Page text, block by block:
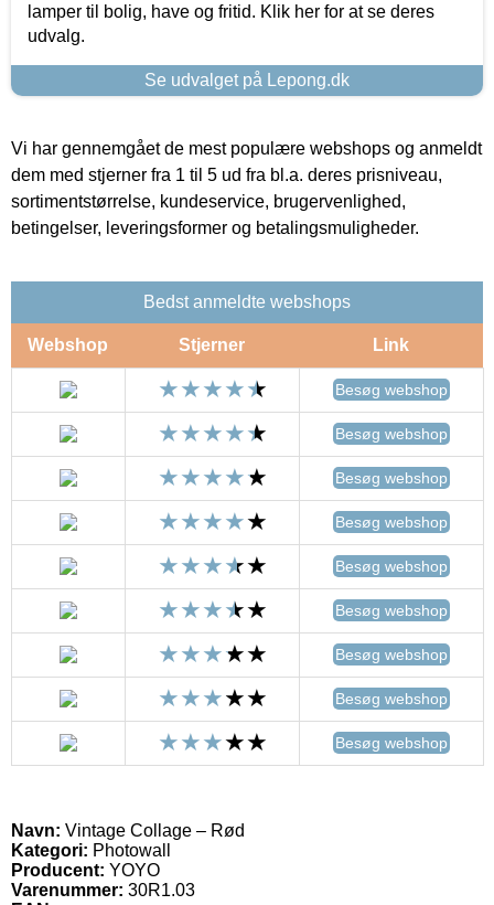
lamper til bolig, have og fritid. Klik her for at se deres
udvalg.
Se udvalget på Lepong.dk
Vi har gennemgået de mest populære webshops og anmeldt
dem med stjerner fra 1 til 5 ud fra bl.a. deres prisniveau,
sortimentstørrelse, kundeservice, brugervenlighed,
betingelser, leveringsformer og betalingsmuligheder.
Bedst anmeldte webshops
Webshop Stjerner Link
Besøg webshop
Besøg webshop
Besøg webshop
Besøg webshop
Besøg webshop
Besøg webshop
Besøg webshop
Besøg webshop
Besøg webshop
Navn: Vintage Collage – Rød
Kategori: Photowall
Producent: YOYO
Varenummer: 30R1.03